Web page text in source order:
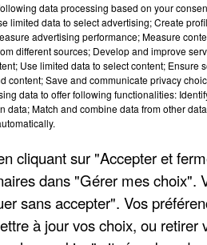
data processing based on your
limited data to select advertising; Create
advertising performance; Measure
different sources; Develop and improve
Use limited data to select content; Ensure
content; Save and communicate privacy
data to offer following functionalities:
data; Match and combine data from other
cliquant sur "Accepter et
dans "Gérer mes choix".
sans accepter". Vos
à jour vos choix, ou retirer